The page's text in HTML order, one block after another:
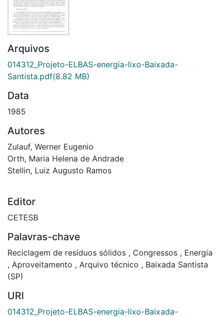
Arquivos
014312_Projeto-ELBAS-energia-lixo-Baixada-
Santista.pdf(8.82 MB)
Data
1985
Autores
Zulauf, Werner Eugenio
Orth, Maria Helena de Andrade
Stellin, Luiz Augusto Ramos
Editor
CETESB
Palavras-chave
Reciclagem de resíduos sólidos , Congressos , Energia
, Aproveitamento , Arquivo técnico , Baixada Santista
(SP)
URI
014312_Projeto-ELBAS-energia-lixo-Baixada-